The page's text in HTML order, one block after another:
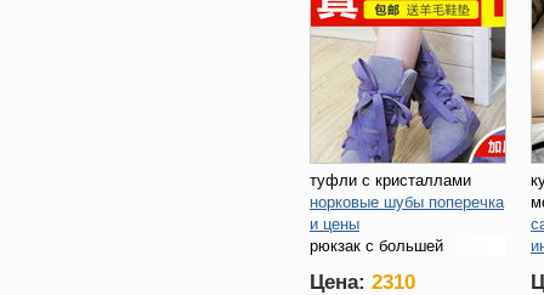
туфли с кристаллами
норковые шубы поперечка
и цены
рюкзак с большей
Цена: 2310